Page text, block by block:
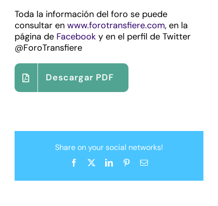
Toda la información del foro se puede
consultar en www.forotransfiere.com, en la
página de Facebook y en el perfil de Twitter
@ForoTransfiere
Descargar PDF
Share on your social networks!
Facebook LinkedInPinterestEmail